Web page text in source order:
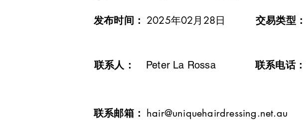
发布时间： 2025年02月28日 交易类型：
联系人： Peter La Rossa 联系电话：
​联系邮箱： hair@uniquehairdressing.net.au